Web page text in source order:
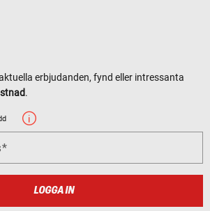
erbjudanden, fynd eller intressanta
.
LOGGA IN